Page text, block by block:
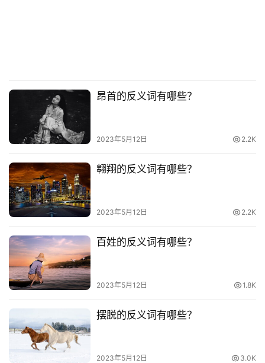
昂首的反义词有哪些？
2023年5月12日 2.2K
翱翔的反义词有哪些？
2023年5月12日 2.2K
百姓的反义词有哪些？
2023年5月12日 1.8K
摆脱的反义词有哪些？
2023年5月12日 3.0K